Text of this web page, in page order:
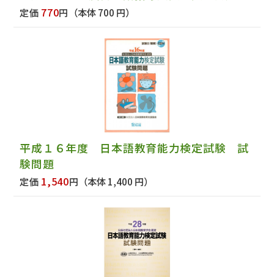
定価 770円 （本体 700 円）
平成１６年度 日本語教育能力検定試験 試
験問題
定価 1,540円 （本体 1,400 円）